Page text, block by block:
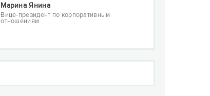
Марина Янина
Вице-президент по корпоративным
отношениям